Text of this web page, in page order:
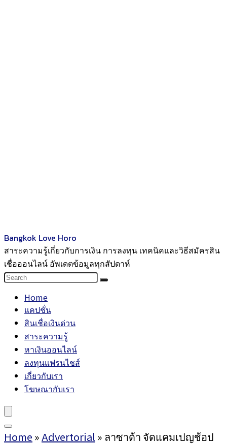
Bangkok Love Horo
สาระความรู้เกี่ยวกับการเงิน การลงทุน เทคนิคและวิธีสมัครสิน
เชื่อออนไลน์ อัพเดตข้อมูลทุกสัปดาห์
Home
แคปชั่น
สินเชื่อเงินด่วน
สาระความรู้
หาเงินออนไลน์
ลงทุนแฟรนไชส์
เกี่ยวกับเรา
โฆษณากับเรา
Home »Advertorial » ลาซาด้า จัดแคมเปญช้อป